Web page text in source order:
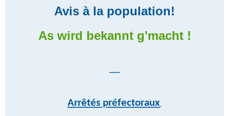
Avis à la population!
As wird bekannt g'macht !
Arrêtés préfectoraux